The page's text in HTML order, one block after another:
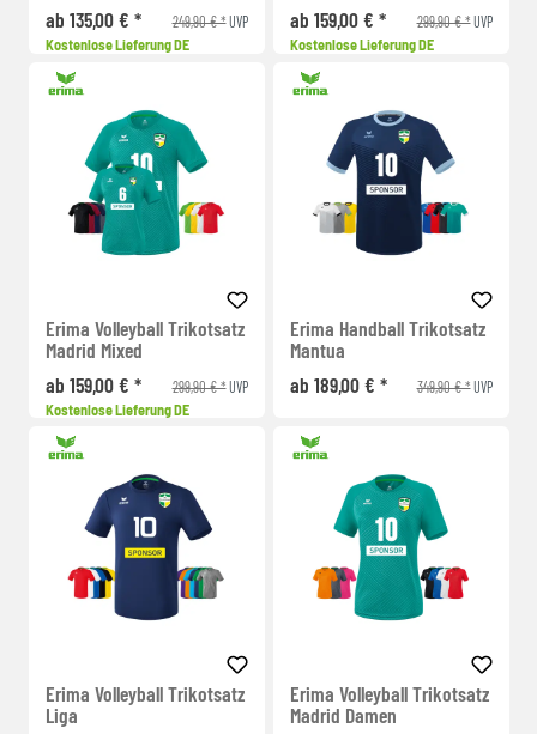
ab 135,00 € *
249,90 € *UVP
Kostenlose Lieferung DE
ab 159,00 € *
299,90 € *UVP
Kostenlose Lieferung DE
Erima Volleyball Trikotsatz
Madrid Mixed
ab 159,00 € *
299,90 € *UVP
Kostenlose Lieferung DE
Erima Handball Trikotsatz
Mantua
ab 189,00 € *
349,90 € *UVP
Erima Volleyball Trikotsatz
Liga
Erima Volleyball Trikotsatz
Madrid Damen